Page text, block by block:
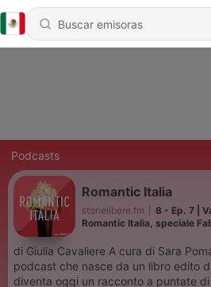
Podcasts
Romantic Italia
storielibere.fm
8 - Ep. 7 |
Romantic Italia, speciale
di Giulia Cavaliere A cura di Sara Poma. Romantic Italia è un
podcast che nasce da un libro edito
diventa oggi un racconto a puntate